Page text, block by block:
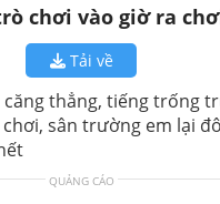
chơi vào giờ ra
Tải về
thẳng, tiếng trống
sân trường em lại
QUẢNG CÁO